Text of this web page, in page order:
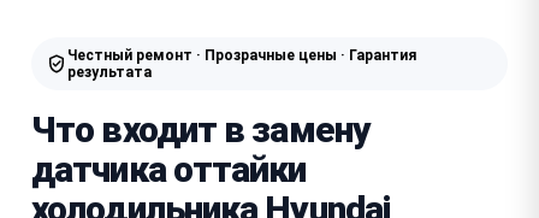
Честный ремонт · Прозрачные цены · Гарантия
результата
Что входит в замену
датчика оттайки
холодильника Hyundai